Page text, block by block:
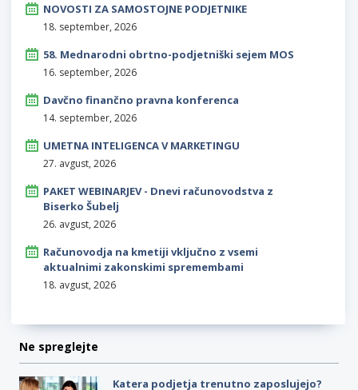
NOVOSTI ZA SAMOSTOJNE PODJETNIKE
18. september, 2026
58. Mednarodni obrtno-podjetniški sejem MOS
16. september, 2026
Davčno finančno pravna konferenca
14. september, 2026
UMETNA INTELIGENCA V MARKETINGU
27. avgust, 2026
PAKET WEBINARJEV - Dnevi računovodstva z
Biserko Šubelj
26. avgust, 2026
Računovodja na kmetiji vključno z vsemi
aktualnimi zakonskimi spremembami
18. avgust, 2026
Ne spreglejte
Katera podjetja trenutno zaposlujejo?